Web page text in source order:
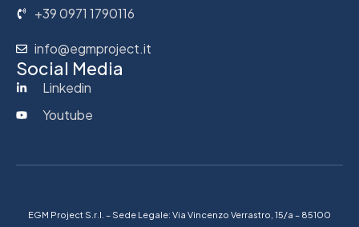
+39 0971 1790116
info@egmproject.it
Social Media
Linkedin
Youtube
EGM Project S.r.l. – Sede Legale: Via Vincenzo Verrastro, 15/a – 85100